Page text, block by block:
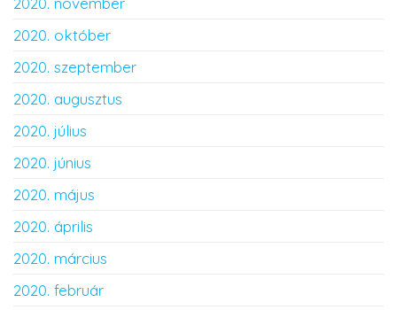
2020. október
2020. szeptember
2020. augusztus
2020. július
2020. június
2020. május
2020. április
2020. március
2020. február